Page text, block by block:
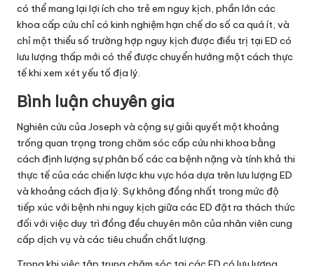
có thể mang lại lợi ích cho trẻ em nguy kịch, phần lớn các
khoa cấp cứu chỉ có kinh nghiệm hạn chế do số ca quá ít, và
chỉ một thiểu số trường hợp nguy kịch được điều trị tại ED có
lưu lượng thấp mới có thể được chuyển hướng một cách thực
tế khi xem xét yếu tố địa lý.
Bình luận chuyên gia
Nghiên cứu của Joseph và cộng sự giải quyết một khoảng
trống quan trọng trong chăm sóc cấp cứu nhi khoa bằng
cách định lượng sự phân bố các ca bệnh nặng và tính khả thi
thực tế của các chiến lược khu vực hóa dựa trên lưu lượng ED
và khoảng cách địa lý. Sự không đồng nhất trong mức độ
tiếp xúc với bệnh nhi nguy kịch giữa các ED đặt ra thách thức
đối với việc duy trì đồng đều chuyên môn của nhân viên cung
cấp dịch vụ và các tiêu chuẩn chất lượng.